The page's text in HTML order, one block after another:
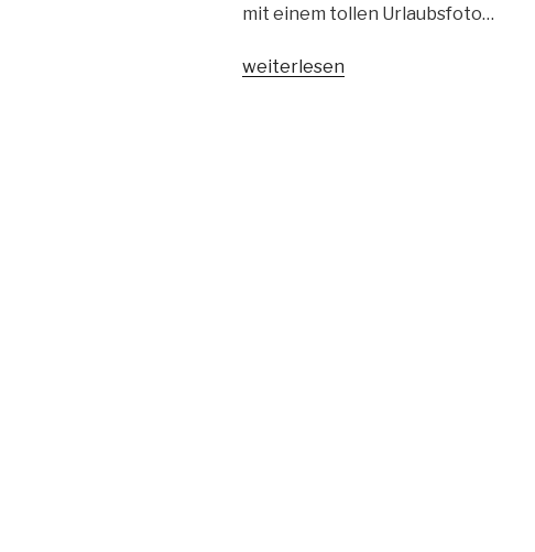
mit einem tollen Urlaubsfoto…
„Juli-
weiterlesen